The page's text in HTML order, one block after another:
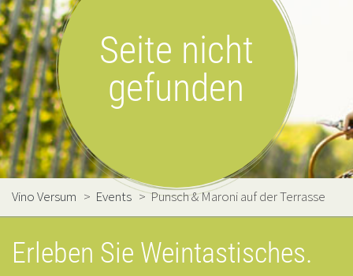
Seite nicht
gefunden
Vino Versum > Events >Punsch & Maroni auf der Terrasse
Erleben Sie Weintastisches.